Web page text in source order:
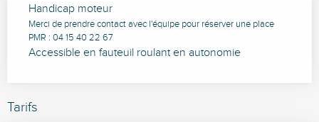
Handicap moteur
Merci de prendre contact avec l'équipe pour réserver une place
PMR : 04 15 40 22 67
Accessible en fauteuil roulant en autonomie
Tarifs